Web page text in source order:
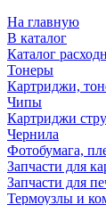
На главную
В каталог
Каталог
Тонеры
Картриджи,
Чипы
Картриджи
Чернила
Фотобумага,
Запчасти для
Запчасти для
Термоузлы и